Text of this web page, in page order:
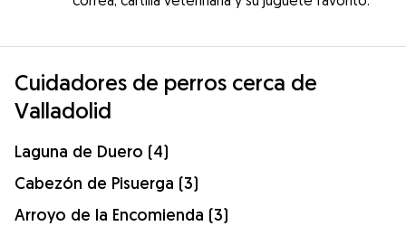
Cuidadores de perros cerca de
Valladolid
Laguna de Duero (4)
Cabezón de Pisuerga (3)
Arroyo de la Encomienda (3)